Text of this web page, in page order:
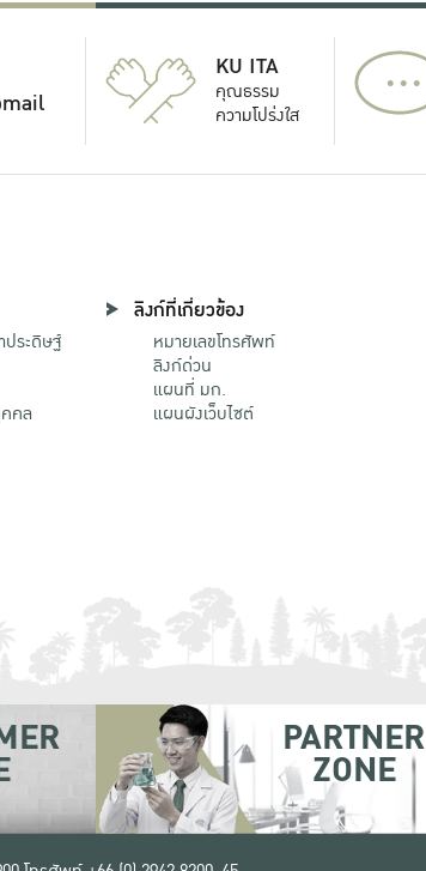
KU ITA
คุณธรรม
ความโปร่งใส
...
ระดิษฐ์
คล
ลิงก์ที่เกี่ยวข้อง
หมายเลขโทรศัพท์
ลิงก์ด่วน
แผนที่ มก.
แผนผังเว็บไซต์
PARTNER
ZONE